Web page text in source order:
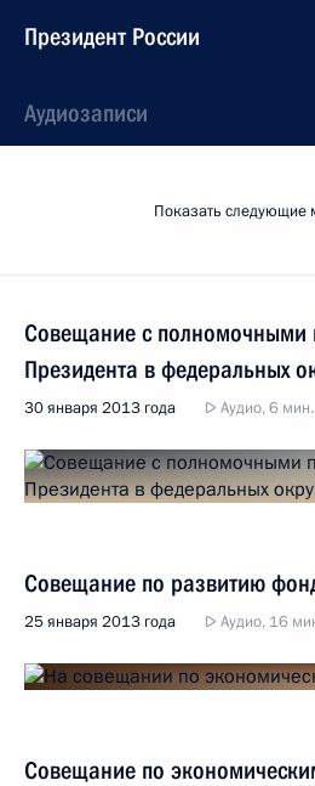
Президент России
Аудиозаписи
Показать следующие
Совещание с полномочными
Президента в федеральных
30 января 2013 года Аудио, 6 мин.
Совещание по развитию
25 января 2013 года Аудио, 16
Совещание по